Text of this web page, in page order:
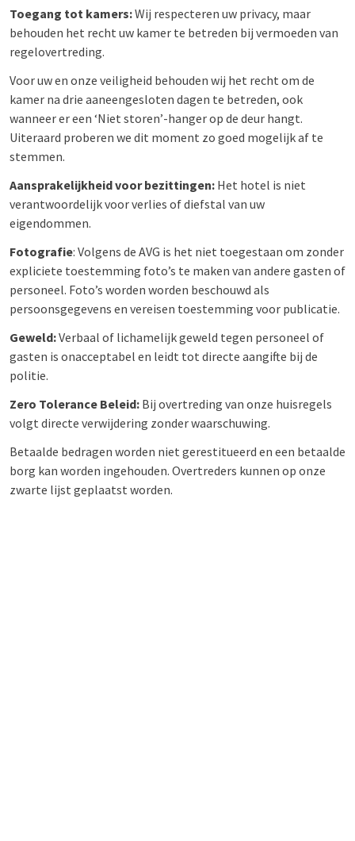
Toegang tot kamers:Wij respecteren uw privacy, maar
behouden het recht uw kamer te betreden bij vermoeden van
regelovertreding.
Voor uw en onze veiligheid behouden wij het recht om de
kamer na drie aaneengesloten dagen te betreden, ook
wanneer er een ‘Niet storen’-hanger op de deur hangt.
Uiteraard proberen we dit moment zo goed mogelijk af te
stemmen.
Aansprakelijkheid voor bezittingen: Het hotel is niet
verantwoordelijk voor verlies of diefstal van uw
eigendommen.
Fotografie: Volgens de AVG is het niet toegestaan om zonder
expliciete toestemming foto’s te maken van andere gasten of
personeel. Foto’s worden worden beschouwd als
persoonsgegevens en vereisen toestemming voor publicatie.
Geweld:Verbaal of lichamelijk geweld tegen personeel of
gasten is onacceptabel en leidt tot directe aangifte bij de
politie.
Zero Tolerance Beleid: Bij overtreding van onze huisregels
volgt directe verwijdering zonder waarschuwing.
Betaalde bedragen worden niet gerestitueerd en een betaalde
borg kan worden ingehouden. Overtreders kunnen op onze
zwarte lijst geplaatst worden.